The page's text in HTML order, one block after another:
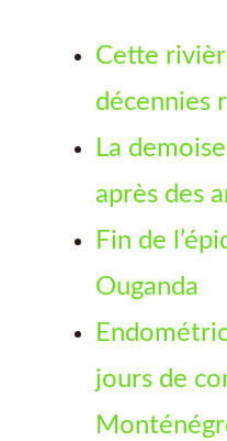
Cette
décennies
La
après des
Fin de
Ouganda
jours de